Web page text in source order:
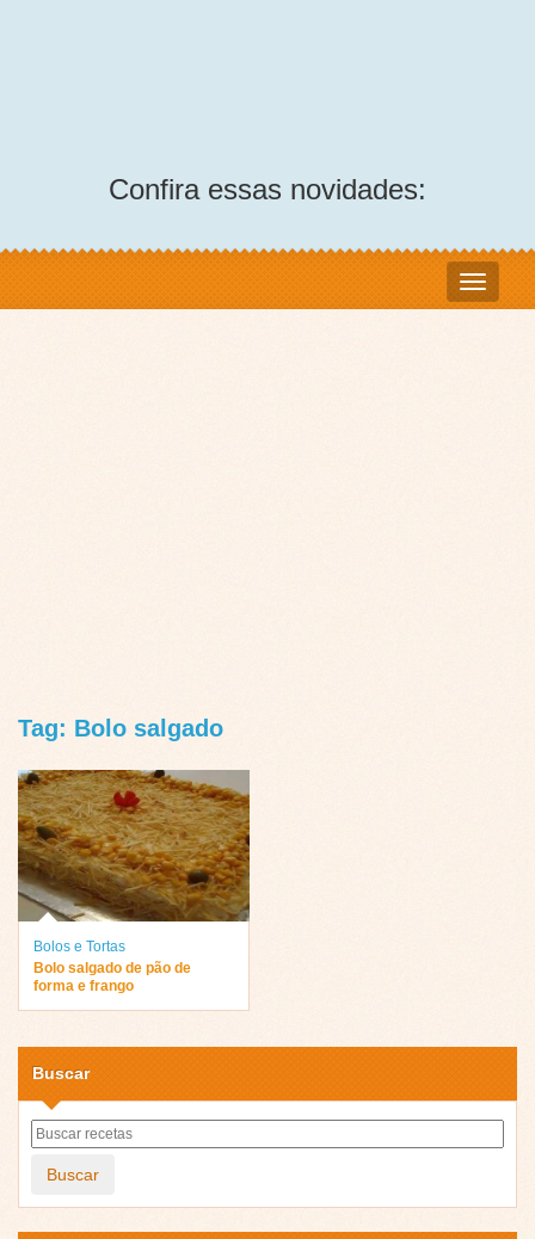
Confira essas novidades:
Tag: Bolo salgado
Bolos e Tortas
Bolo salgado de pão de
forma e frango
Buscar
Buscar